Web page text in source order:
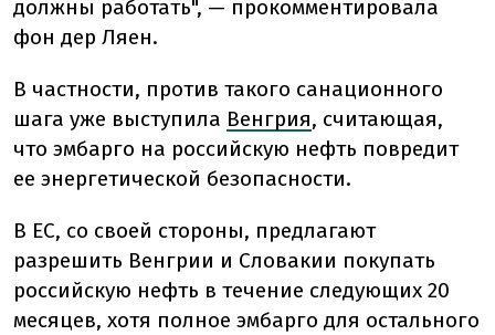
должны работать", — прокомментировала
фон дер Ляен.
В частности, против такого санационного
шага уже выступила Венгрия, считающая,
что эмбарго на российскую нефть повредит
ее энергетической безопасности.
В ЕС, со своей стороны, предлагают
разрешить Венгрии и Словакии покупать
российскую нефть в течение следующих 20
месяцев, хотя полное эмбарго для остального